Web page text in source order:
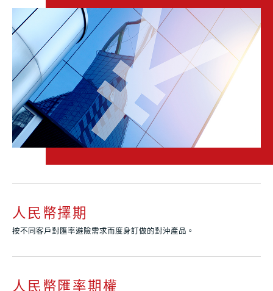
人民幣擇期
按不同客戶對匯率避險需求而度身訂做的對沖產品。
人民幣匯率期權